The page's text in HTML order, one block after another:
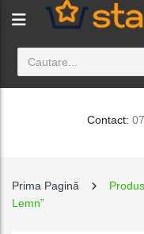
Contact:
Prima Pagină
Lemn”